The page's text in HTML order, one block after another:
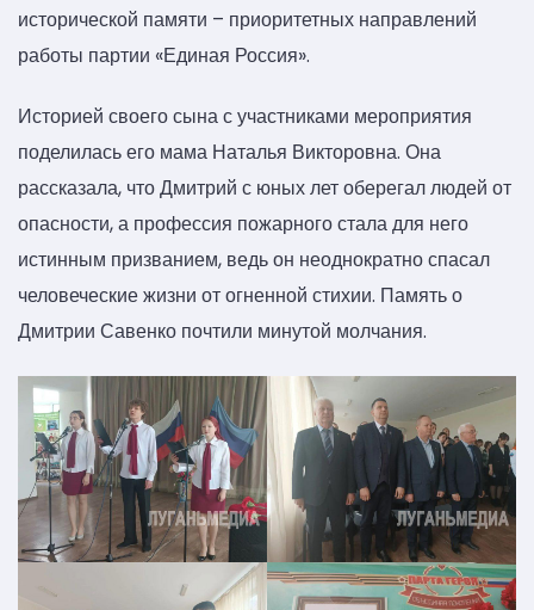
исторической памяти – приоритетных направлений
работы партии «Единая Россия».
Историей своего сына с участниками мероприятия
поделилась его мама Наталья Викторовна. Она
рассказала, что Дмитрий с юных лет оберегал людей от
опасности, а профессия пожарного стала для него
истинным призванием, ведь он неоднократно спасал
человеческие жизни от огненной стихии. Память о
Дмитрии Савенко почтили минутой молчания.